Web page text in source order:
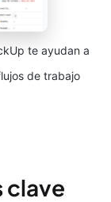
te ayudan a
de trabajo
clave